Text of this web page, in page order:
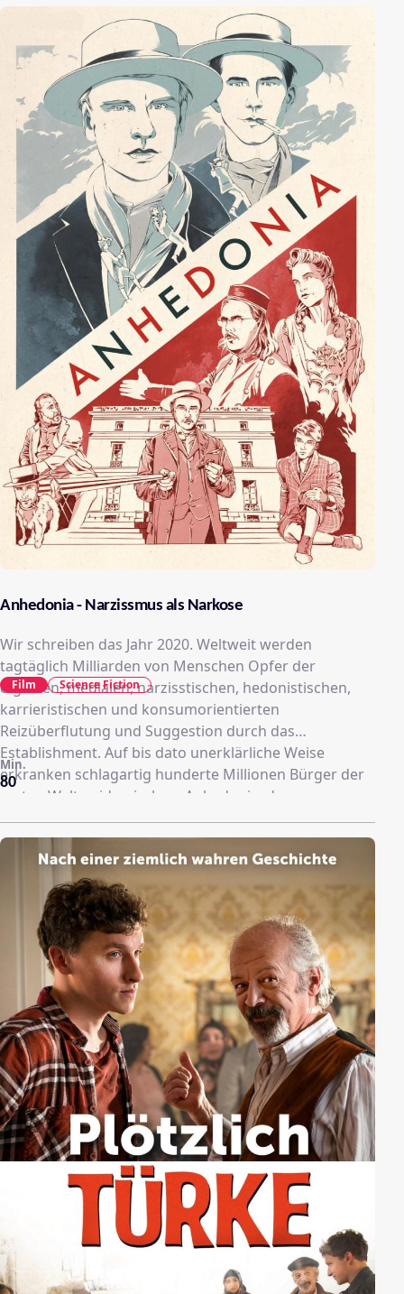
Anhedonia - Narzissmus als Narkose
Wir schreiben das Jahr 2020. Weltweit werden
tagtäglich Milliarden von Menschen Opfer der
digitalen, medialen, narzisstischen, hedonistischen,
karrieristischen und konsumorientierten
Reizüberflutung und Suggestion durch das
Establishment. Auf bis dato unerklärliche Weise
erkranken schlagartig hunderte Millionen Bürger der
ersten Welt epidemisch an Anhedonie, der
Unfähigkeit, Freude, Lust und Befriedigung zu
empfinden. Zwei Musteropfer dieser unsäglichen
Umstände sind die ungleichen, aber dennoch
unzertrennlichen Aristokraten-Söhnchen Franz und
Fritz Freudenthal. Völlig sinnentleert und gepeinigt
durch ihr jämmerliches, lust- und spaßfreies Dasein
vegetieren sie dahin, bis sie auf die neue einzigartige
Lust-Stimuli-Therapie des weltberühmten und
angesagten Psychotherapeuten Prof. Dr. Immanuel
Young aufmerksam werden und darin die Lösung all
ihrer Probleme sehen.
80
Min.
Film Science Fiction